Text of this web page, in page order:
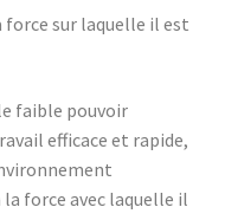
force sur laquelle il est
faible pouvoir
efficace et rapide,
la force avec laquelle il